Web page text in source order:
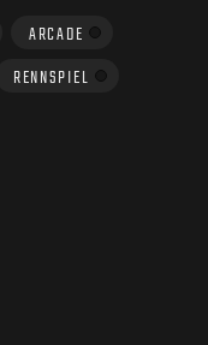
ARCADE
RENNSPIEL